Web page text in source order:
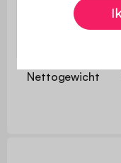
Afmetingen
Nettogewicht